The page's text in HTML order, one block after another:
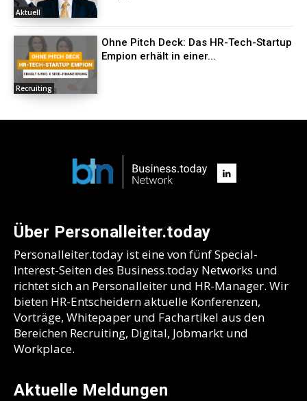
Aktuell
Recruiting
Ohne Pitch Deck: Das HR-Tech-Startup
Empion erhält in einer...
Über Personalleiter.today
Personalleiter.today ist eine von fünf Special-
Interest-Seiten des Business.today Networks und
richtet sich an Personalleiter und HR-Manager. Wir
bieten HR-Entscheidern aktuelle Konferenzen,
Vorträge, Whitepaper und Fachartikel aus den
Bereichen Recruiting, Digital, Jobmarkt und
Workplace.
Aktuelle Meldungen